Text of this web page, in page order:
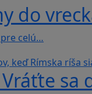
do
celú…
sa